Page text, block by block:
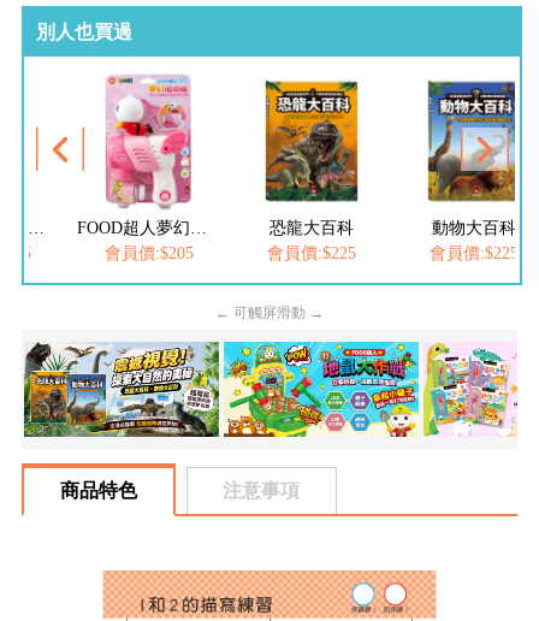
別人也買過
會員價:$205
恐龍大百科
會員價:$225
動物大百科
會員價:$225
← 可觸屏滑動 →
商品特色 注意事項